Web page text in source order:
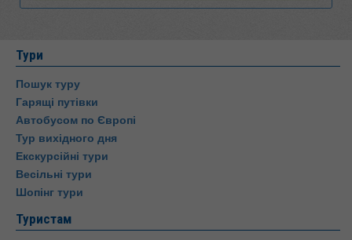
Тури
Пошук туру
Гарящі путівки
Автобусом по Європі
Тур вихідного дня
Екскурсійні тури
Весільні тури
Шопінг тури
Туристам